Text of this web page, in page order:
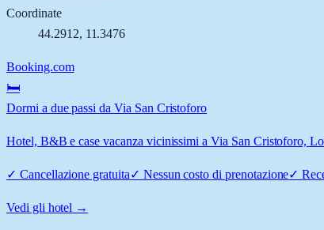
Coordinate
44.2912, 11.3476
Booking.com
🛏️
Dormi a due passi da Via San Cristoforo
Hotel, B&B e case vacanza vicinissimi a Via San Cristoforo,
✓ Cancellazione gratuita✓ Nessun costo di prenotazione✓
Vedi gli hotel →